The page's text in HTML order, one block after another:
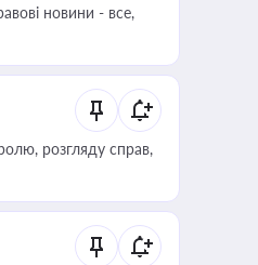
новини - все,
розгляду справ,